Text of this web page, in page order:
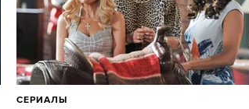
СЕРИАЛЫ